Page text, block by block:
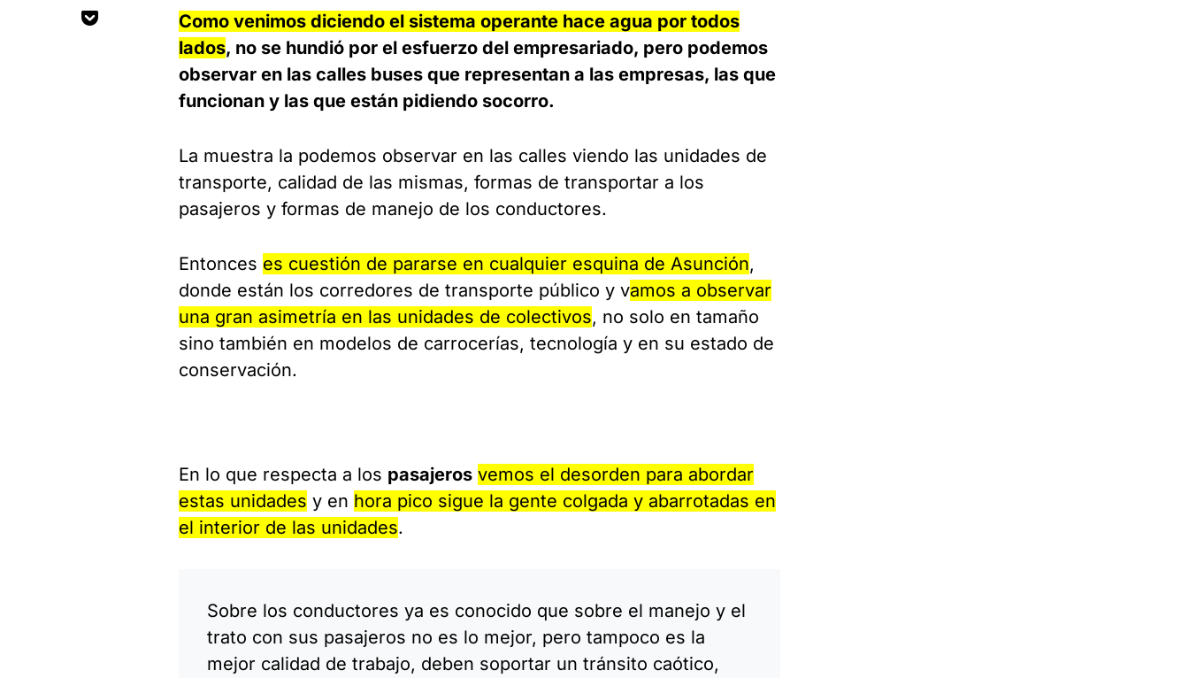
Como venimos diciendo el sistema operante hace agua por todos
lados, no se hundió por el esfuerzo del empresariado, pero podemos
observar en las calles buses que representan a las empresas, las que
funcionan y las que están pidiendo socorro.
La muestra la podemos observar en las calles viendo las unidades de
transporte, calidad de las mismas, formas de transportar a los
pasajeros y formas de manejo de los conductores.
Entonces es cuestión de pararse en cualquier esquina de Asunción,
donde están los corredores de transporte público y vamos a observar
una gran asimetría en las unidades de colectivos, no solo en tamaño
sino también en modelos de carrocerías, tecnología y en su estado de
conservación.
En lo que respecta a los pasajeros vemos el desorden para abordar
estas unidades y en hora pico sigue la gente colgada y abarrotadas en
el interior de las unidades.
Sobre los conductores ya es conocido que sobre el manejo y el
trato con sus pasajeros no es lo mejor, pero tampoco es la
mejor calidad de trabajo, deben soportar un tránsito caótico,